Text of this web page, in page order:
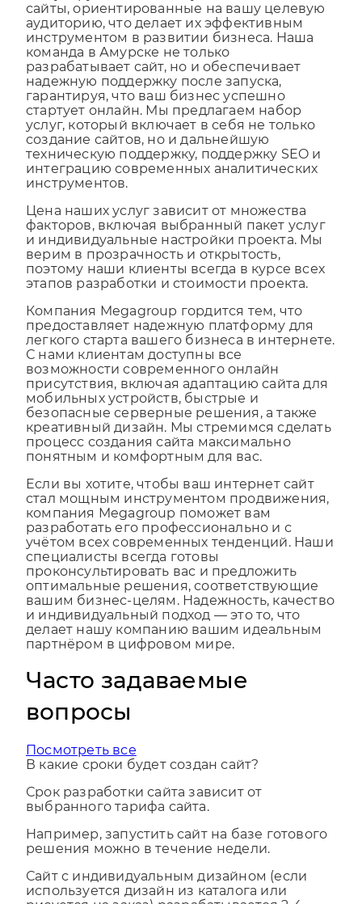
Фокусируясь на вашем успехе, мы создаем
сайты, ориентированные на вашу целевую
аудиторию, что делает их эффективным
инструментом в развитии бизнеса. Наша
команда в Амурске не только
разрабатывает сайт, но и обеспечивает
надежную поддержку после запуска,
гарантируя, что ваш бизнес успешно
стартует онлайн. Мы предлагаем набор
услуг, который включает в себя не только
создание сайтов, но и дальнейшую
техническую поддержку, поддержку SEO и
интеграцию современных аналитических
Цена наших услуг зависит от множества
факторов, включая выбранный пакет услуг
и индивидуальные настройки проекта. Мы
верим в прозрачность и открытость,
поэтому наши клиенты всегда в курсе всех
Компания Megagroup гордится тем, что
предоставляет надежную платформу для
легкого старта вашего бизнеса в интернете.
С нами клиентам доступны все
возможности современного онлайн
присутствия, включая адаптацию сайта для
мобильных устройств, быстрые и
безопасные серверные решения, а также
креативный дизайн. Мы стремимся сделать
процесс создания сайта максимально
Если вы хотите, чтобы ваш интернет сайт
стал мощным инструментом продвижения,
компания Megagroup поможет вам
разработать его профессионально и с
учётом всех современных тенденций. Наши
специалисты всегда готовы
проконсультировать вас и предложить
оптимальные решения, соответствующие
вашим бизнес-целям. Надежность, качество
и индивидуальный подход — это то, что
делает нашу компанию вашим идеальным
Часто задаваемые
вопросы
Посмотреть все
Срок разработки сайта зависит от
Например, запустить сайт на базе готового
Сайт с индивидуальным дизайном (если